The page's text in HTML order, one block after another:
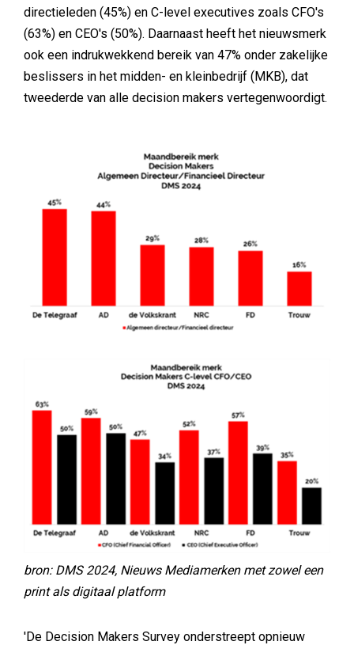
directieleden (45%) en C-level executives zoals CFO's
(63%) en CEO's (50%). Daarnaast heeft het nieuwsmerk
ook een indrukwekkend bereik van 47% onder zakelijke
beslissers in het midden- en kleinbedrijf (MKB), dat
tweederde van alle decision makers vertegenwoordigt.
bron: DMS 2024, Nieuws Mediamerken met zowel een
print als digitaal platform
'De Decision Makers Survey onderstreept opnieuw